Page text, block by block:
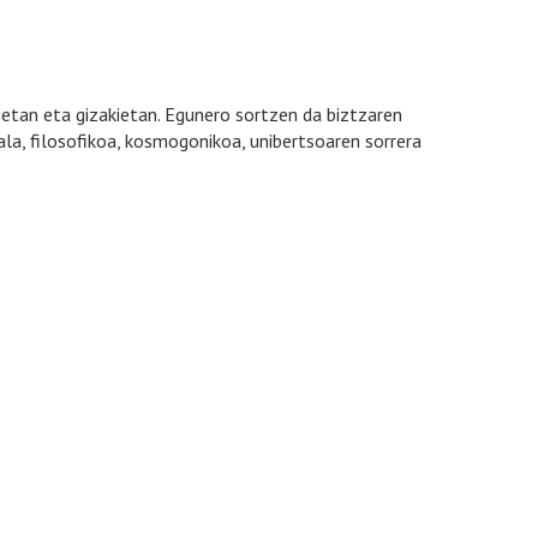
eta gizakietan. Egunero sortzen da biztzaren
filosofikoa, kosmogonikoa, unibertsoaren sorrera